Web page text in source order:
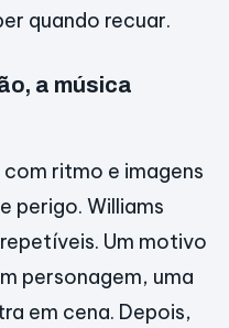
quando recuar.
a música
ritmo e imagens
perigo. Williams
Um motivo
personagem, uma
em cena. Depois,